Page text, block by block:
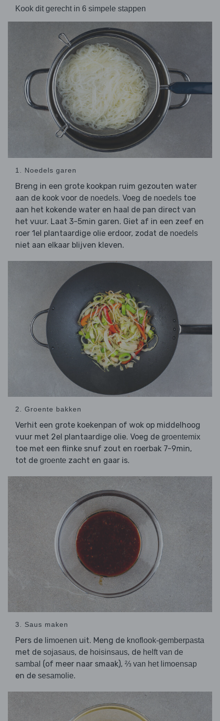
Kook dit gerecht in 6 simpele stappen
1. Noedels garen
Breng in een grote kookpan ruim gezouten water
aan de kook voor de noedels. Voeg de noedels toe
aan het kokende water en haal de pan direct van
het vuur. Laat 3-5min garen. Giet af in een zeef en
roer 1el plantaardige olie erdoor, zodat de noedels
niet aan elkaar blijven kleven.
2. Groente bakken
Verhit een grote koekenpan of wok op middelhoog
vuur met 2el plantaardige olie. Voeg de groentemix
toe met een flinke snuf zout en roerbak 7-9min,
tot de groente zacht en gaar is.
3. Saus maken
Pers de limoenen uit. Meng de knoflook-gemberpasta
met de sojasaus, de hoisinsaus, de helft van de
sambal (of meer naar smaak), ⅔ van het limoensap
en de sesamolie.